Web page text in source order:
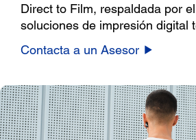
Direct to Film, respaldada por
soluciones de impresión digital
Contacta a un Asesor